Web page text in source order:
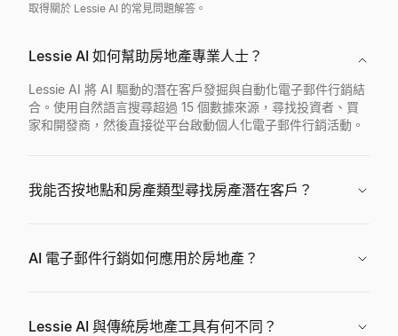
取得關於 Lessie AI 的常見問題解答。
Lessie AI 如何幫助房地產專業人士？
Lessie AI 將 AI 驅動的潛在客戶發掘與自動化電子郵件行銷結
合。使用自然語言搜尋超過 15 個數據來源，尋找投資者、買
家和開發商，然後直接從平台啟動個人化電子郵件行銷活動。
我能否按地點和房產類型尋找房產潛在客戶？
AI 電子郵件行銷如何應用於房地產？
Lessie AI 與傳統房地產工具有何不同？